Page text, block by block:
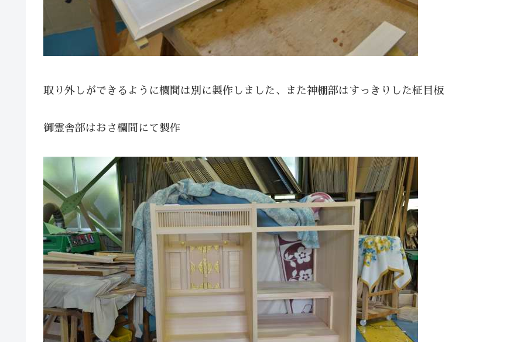
取り外しができるように欄間は別に製作しました、また神棚部はすっきりした柾目板
御霊舎部はおさ欄間にて製作